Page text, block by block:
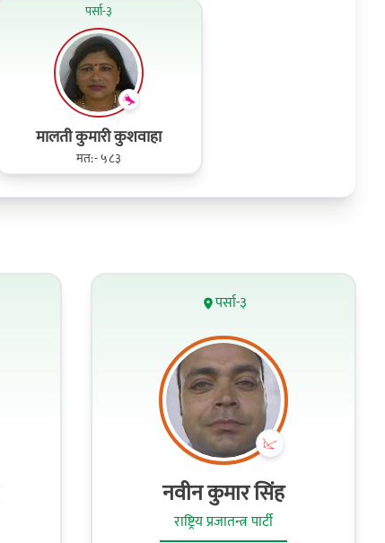
पर्सा-३
मालती कुमारी कुशवाहा
मत:- ५८३
पर्सा-३
नवीन कुमार सिंह
राष्ट्रिय प्रजातन्त्र पार्टी